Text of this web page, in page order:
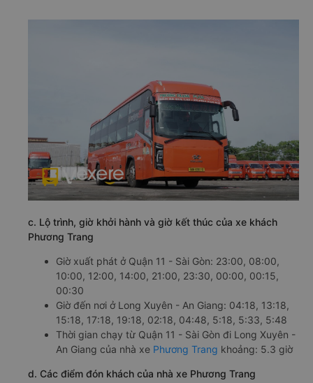
c. Lộ trình, giờ khởi hành và giờ kết thúc của xe khách
Phương Trang
Giờ xuất phát ở Quận 11 - Sài Gòn: 23:00, 08:00,
10:00, 12:00, 14:00, 21:00, 23:30, 00:00, 00:15,
00:30
Giờ đến nơi ở Long Xuyên - An Giang: 04:18, 13:18,
15:18, 17:18, 19:18, 02:18, 04:48, 5:18, 5:33, 5:48
Thời gian chạy từ Quận 11 - Sài Gòn đi Long Xuyên -
An Giang của nhà xe Phương Trang khoảng: 5.3 giờ
d. Các điểm đón khách của nhà xe Phương Trang